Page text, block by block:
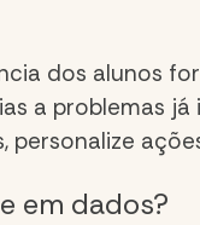
dos alunos
a problemas
em dados?